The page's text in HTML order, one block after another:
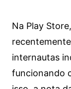
Na Play
internautas
funcionando